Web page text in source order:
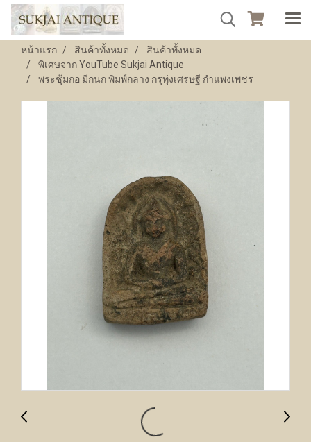
หน้าแรก สินค้าทั้งหมด
สินค้าทั้งหมด
พิเศษจาก YouTube Sukjai Antique
พระซุ้มกอ มีกนก พิมพ์กลาง กรุทุ่งเศรษฐี กำแพงเพชร